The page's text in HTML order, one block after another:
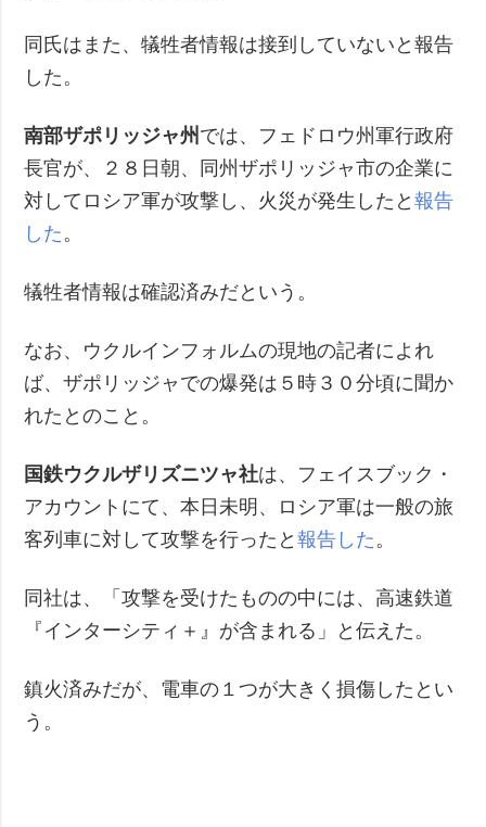
同氏はまた、犠牲者情報は接到していないと報告
した。
南部ザポリッジャ州 では、フェドロウ州軍行政府
長官が、２８日朝、同州ザポリッジャ市の企業に
対してロシア軍が攻撃し、火災が発生したと報告
した 。
犠牲者情報は確認済みだという。
なお、ウクルインフォルムの現地の記者によれ
ば、ザポリッジャでの爆発は５時３０分頃に聞か
れたとのこと。
国鉄ウクルザリズニツャ社は、フェイスブック・
アカウントにて、本日未明、ロシア軍は一般の旅
客列車に対して攻撃を行ったと報告した 。
同社は、「攻撃を受けたものの中には、高速鉄道
『インターシティ＋』が含まれる」と伝えた。
鎮火済みだが、電車の１つが大きく損傷したとい
う。